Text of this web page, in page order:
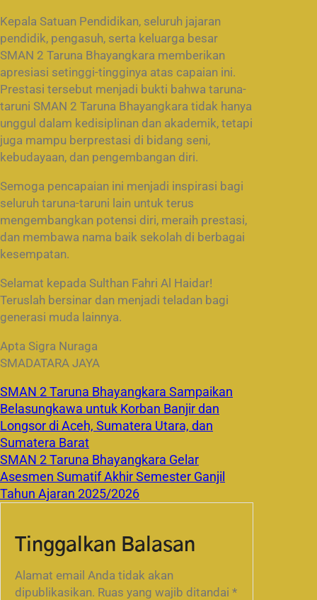
Kepala Satuan Pendidikan, seluruh jajaran
pendidik, pengasuh, serta keluarga besar
SMAN 2 Taruna Bhayangkara memberikan
apresiasi setinggi-tingginya atas capaian ini.
Prestasi tersebut menjadi bukti bahwa taruna-
taruni SMAN 2 Taruna Bhayangkara tidak hanya
unggul dalam kedisiplinan dan akademik, tetapi
juga mampu berprestasi di bidang seni,
kebudayaan, dan pengembangan diri.
Semoga pencapaian ini menjadi inspirasi bagi
seluruh taruna-taruni lain untuk terus
mengembangkan potensi diri, meraih prestasi,
dan membawa nama baik sekolah di berbagai
kesempatan.
Selamat kepada Sulthan Fahri Al Haidar!
Teruslah bersinar dan menjadi teladan bagi
generasi muda lainnya.
Apta Sigra Nuraga
SMADATARA JAYA
SMAN 2 Taruna Bhayangkara Sampaikan
Belasungkawa untuk Korban Banjir dan
Longsor di Aceh, Sumatera Utara, dan
Sumatera Barat
SMAN 2 Taruna Bhayangkara Gelar
Asesmen Sumatif Akhir Semester Ganjil
Tahun Ajaran 2025/2026
Tinggalkan Balasan
Alamat email Anda tidak akan
dipublikasikan. Ruas yang wajib ditandai *